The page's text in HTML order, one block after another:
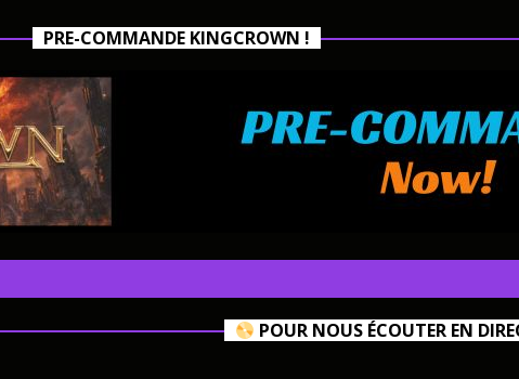
PRE-COMMANDE KINGCROWN !
POUR NOUS ÉCOUTER EN